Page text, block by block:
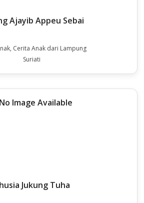
Ajayib Appeu Sebai
Cerita Anak dari Lampung
Suriati
Jukung Tuha